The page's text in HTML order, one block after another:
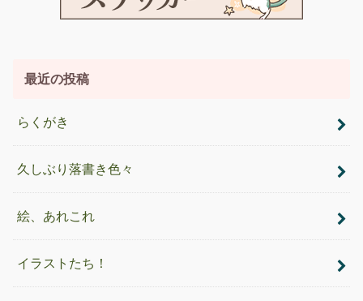
最近の投稿
らくがき
久しぶり落書き色々
絵、あれこれ
イラストたち！